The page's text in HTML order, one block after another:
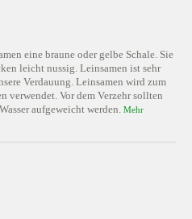
eine braune oder gelbe Schale. Sie
leicht nussig. Leinsamen ist sehr
Verdauung. Leinsamen wird zum
verwendet. Vor dem Verzehr sollten
aufgeweicht werden. Mehr